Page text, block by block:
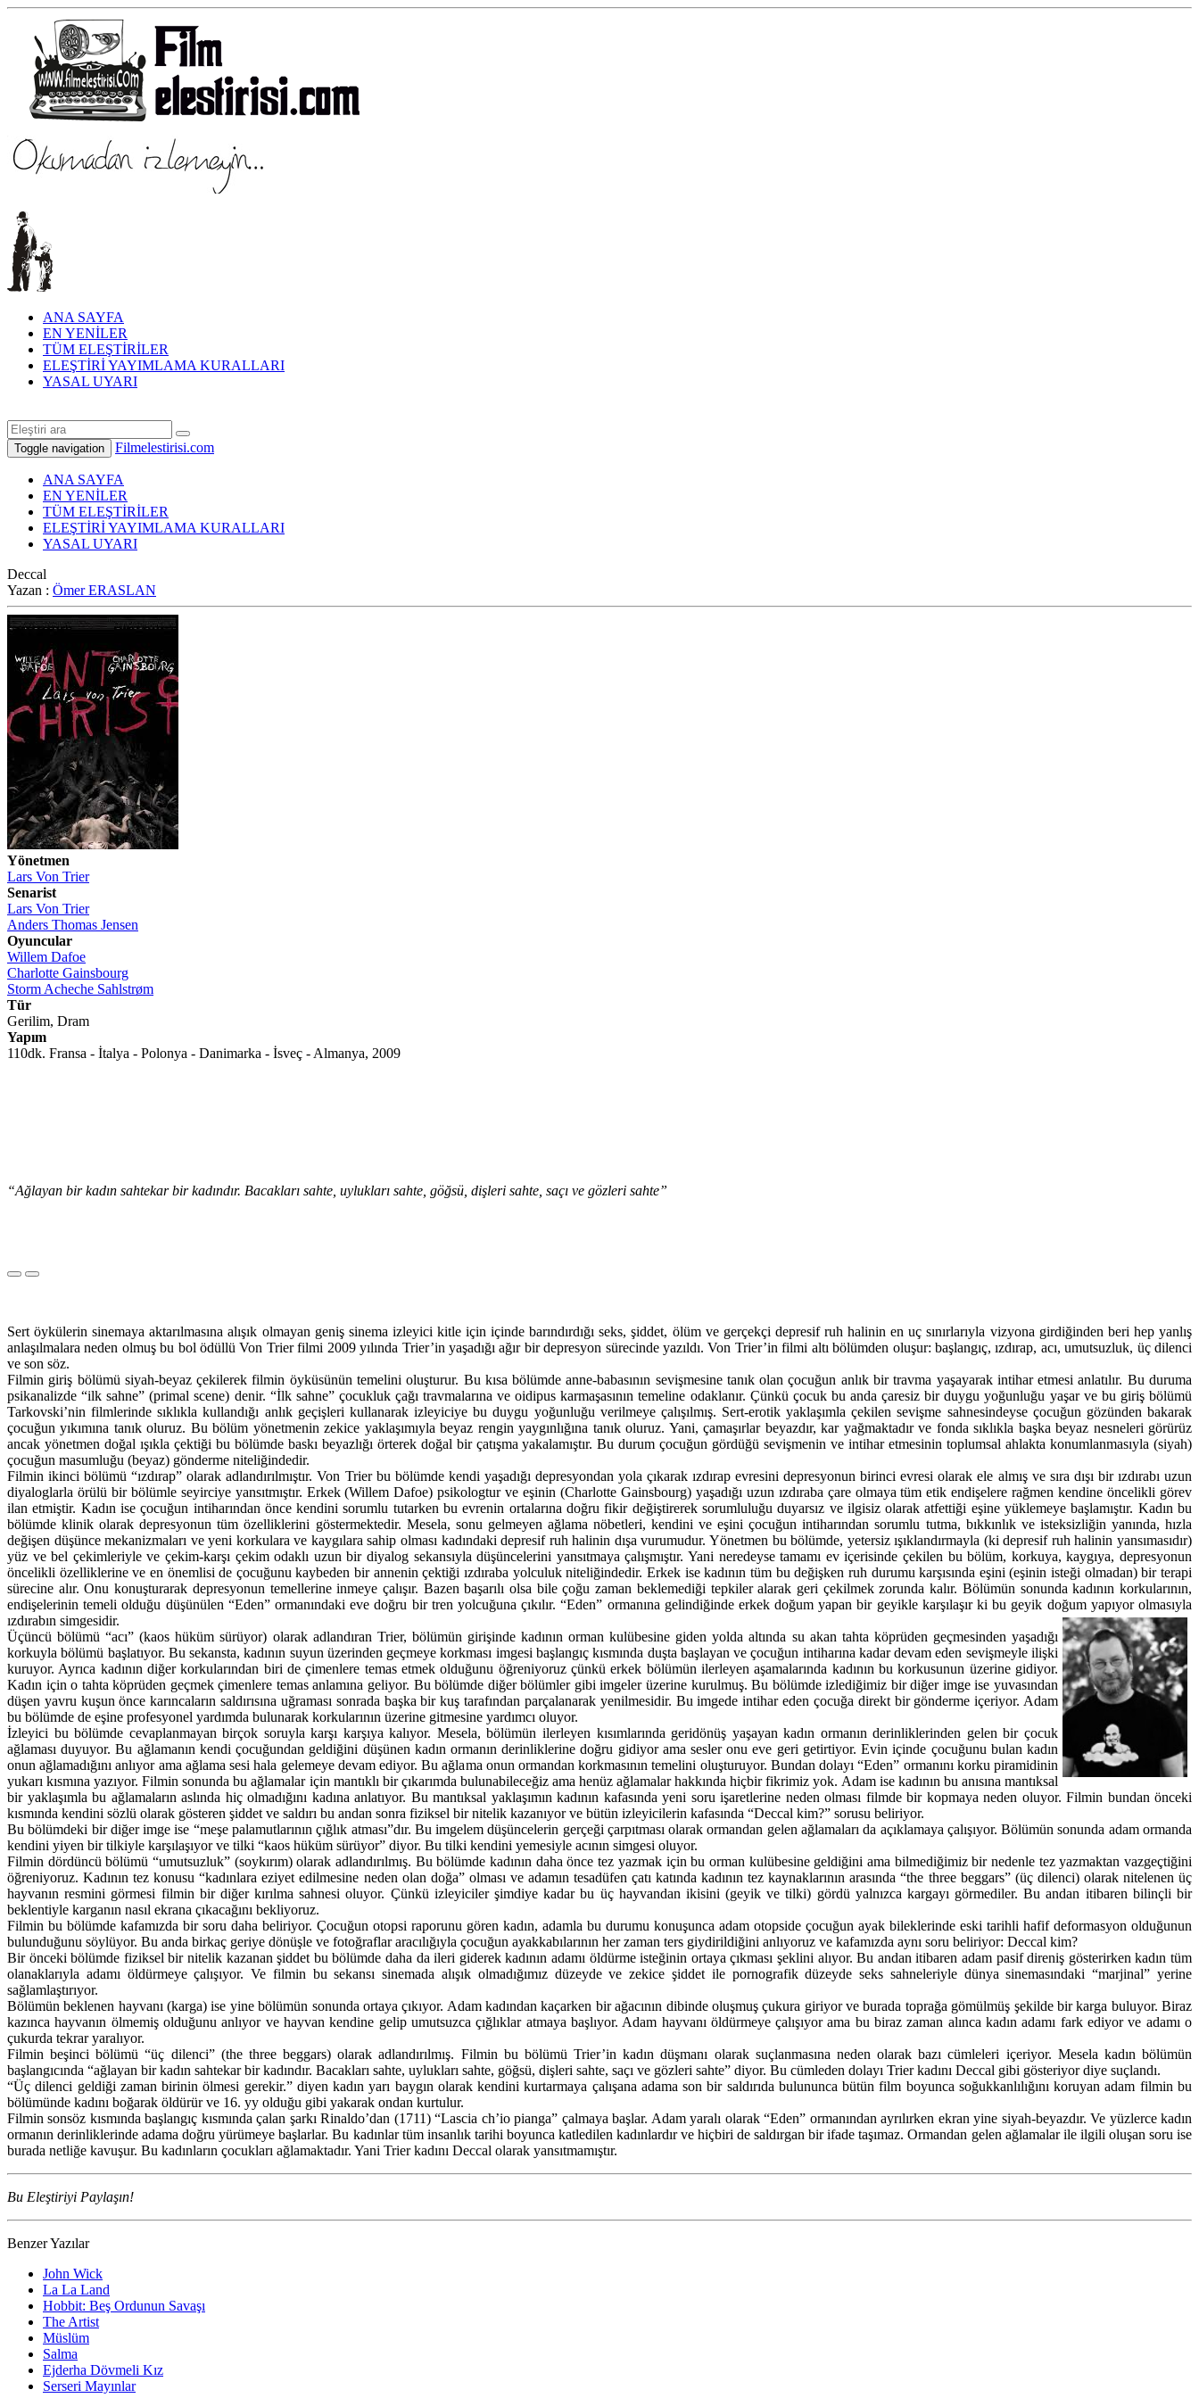
ANA SAYFA
EN YENİLER
TÜM ELEŞTİRİLER
ELEŞTİRİ YAYIMLAMA KURALLARI
YASAL UYARI
Toggle navigation Filmelestirisi.com
ANA SAYFA
EN YENİLER
TÜM ELEŞTİRİLER
ELEŞTİRİ YAYIMLAMA KURALLARI
YASAL UYARI
Deccal
Yazan : Ömer ERASLAN
Yönetmen
Lars Von Trier
Senarist
Lars Von Trier
Anders Thomas Jensen
Oyuncular
Willem Dafoe
Charlotte Gainsbourg
Storm Acheche Sahlstrøm
Tür
Gerilim, Dram
Yapım
110dk. Fransa - İtalya - Polonya - Danimarka - İsveç - Almanya, 2009
“Ağlayan bir kadın sahtekar bir kadındır. Bacakları sahte, uylukları sahte, göğsü, dişleri sahte, saçı ve gözleri sahte”
Sert öykülerin sinemaya aktarılmasına alışık olmayan geniş sinema izleyici kitle için içinde barındırdığı seks, şiddet, ölüm ve gerçekçi depresif ruh halinin en uç sınırlarıyla vizyona girdiğinden beri hep yanlış
anlaşılmalara neden olmuş bu bol ödüllü Von Trier filmi 2009 yılında Trier’in yaşadığı ağır bir depresyon sürecinde yazıldı. Von Trier’in filmi altı bölümden oluşur: başlangıç, ızdırap, acı, umutsuzluk, üç dilenci
ve son söz.
Filmin giriş bölümü siyah-beyaz çekilerek filmin öyküsünün temelini oluşturur. Bu kısa bölümde anne-babasının sevişmesine tanık olan çocuğun anlık bir travma yaşayarak intihar etmesi anlatılır. Bu duruma
psikanalizde “ilk sahne” (primal scene) denir. “İlk sahne” çocukluk çağı travmalarına ve oidipus karmaşasının temeline odaklanır. Çünkü çocuk bu anda çaresiz bir duygu yoğunluğu yaşar ve bu giriş bölümü
Tarkovski’nin filmlerinde sıklıkla kullandığı anlık geçişleri kullanarak izleyiciye bu duygu yoğunluğu verilmeye çalışılmış. Sert-erotik yaklaşımla çekilen sevişme sahnesindeyse çocuğun gözünden bakarak
çocuğun yıkımına tanık oluruz. Bu bölüm yönetmenin zekice yaklaşımıyla beyaz rengin yaygınlığına tanık oluruz. Yani, çamaşırlar beyazdır, kar yağmaktadır ve fonda sıklıkla başka beyaz nesneleri görürüz
ancak yönetmen doğal ışıkla çektiği bu bölümde baskı beyazlığı örterek doğal bir çatışma yakalamıştır. Bu durum çocuğun gördüğü sevişmenin ve intihar etmesinin toplumsal ahlakta konumlanmasıyla (siyah)
çocuğun masumluğu (beyaz) gönderme niteliğindedir.
Filmin ikinci bölümü “ızdırap” olarak adlandırılmıştır. Von Trier bu bölümde kendi yaşadığı depresyondan yola çıkarak ızdırap evresini depresyonun birinci evresi olarak ele almış ve sıra dışı bir ızdırabı uzun
diyaloglarla örülü bir bölümle seyirciye yansıtmıştır. Erkek (Willem Dafoe) psikologtur ve eşinin (Charlotte Gainsbourg) yaşadığı uzun ızdıraba çare olmaya tüm etik endişelere rağmen kendine öncelikli görev
ilan etmiştir. Kadın ise çocuğun intiharından önce kendini sorumlu tutarken bu evrenin ortalarına doğru fikir değiştirerek sorumluluğu duyarsız ve ilgisiz olarak atfettiği eşine yüklemeye başlamıştır. Kadın bu
bölümde klinik olarak depresyonun tüm özelliklerini göstermektedir. Mesela, sonu gelmeyen ağlama nöbetleri, kendini ve eşini çocuğun intiharından sorumlu tutma, bıkkınlık ve isteksizliğin yanında, hızla
değişen düşünce mekanizmaları ve yeni korkulara ve kaygılara sahip olması kadındaki depresif ruh halinin dışa vurumudur. Yönetmen bu bölümde, yetersiz ışıklandırmayla (ki depresif ruh halinin yansımasıdır)
yüz ve bel çekimleriyle ve çekim-karşı çekim odaklı uzun bir diyalog sekansıyla düşüncelerini yansıtmaya çalışmıştır. Yani neredeyse tamamı ev içerisinde çekilen bu bölüm, korkuya, kaygıya, depresyonun
öncelikli özelliklerine ve en önemlisi de çocuğunu kaybeden bir annenin çektiği ızdıraba yolculuk niteliğindedir. Erkek ise kadının tüm bu değişken ruh durumu karşısında eşini (eşinin isteği olmadan) bir terapi
sürecine alır. Onu konuşturarak depresyonun temellerine inmeye çalışır. Bazen başarılı olsa bile çoğu zaman beklemediği tepkiler alarak geri çekilmek zorunda kalır. Bölümün sonunda kadının korkularının,
endişelerinin temeli olduğu düşünülen “Eden” ormanındaki eve doğru bir tren yolcuğuna çıkılır. “Eden” ormanına gelindiğinde erkek doğum yapan bir geyikle karşılaşır ki bu geyik doğum yapıyor olmasıyla
ızdırabın simgesidir.
Üçüncü bölümü “acı” (kaos hüküm sürüyor) olarak adlandıran Trier, bölümün girişinde kadının orman kulübesine giden yolda altında su akan tahta köprüden geçmesinden yaşadığı
korkuyla bölümü başlatıyor. Bu sekansta, kadının suyun üzerinden geçmeye korkması imgesi başlangıç kısmında duşta başlayan ve çocuğun intiharına kadar devam eden sevişmeyle ilişki
kuruyor. Ayrıca kadının diğer korkularından biri de çimenlere temas etmek olduğunu öğreniyoruz çünkü erkek bölümün ilerleyen aşamalarında kadının bu korkusunun üzerine gidiyor.
Kadın için o tahta köprüden geçmek çimenlere temas anlamına geliyor. Bu bölümde diğer bölümler gibi imgeler üzerine kurulmuş. Bu bölümde izlediğimiz bir diğer imge ise yuvasından
düşen yavru kuşun önce karıncaların saldırısına uğraması sonrada başka bir kuş tarafından parçalanarak yenilmesidir. Bu imgede intihar eden çocuğa direkt bir gönderme içeriyor. Adam
bu bölümde de eşine profesyonel yardımda bulunarak korkularının üzerine gitmesine yardımcı oluyor.
İzleyici bu bölümde cevaplanmayan birçok soruyla karşı karşıya kalıyor. Mesela, bölümün ilerleyen kısımlarında geridönüş yaşayan kadın ormanın derinliklerinden gelen bir çocuk
ağlaması duyuyor. Bu ağlamanın kendi çocuğundan geldiğini düşünen kadın ormanın derinliklerine doğru gidiyor ama sesler onu eve geri getirtiyor. Evin içinde çocuğunu bulan kadın
onun ağlamadığını anlıyor ama ağlama sesi hala gelemeye devam ediyor. Bu ağlama onun ormandan korkmasının temelini oluşturuyor. Bundan dolayı “Eden” ormanını korku piramidinin
yukarı kısmına yazıyor. Filmin sonunda bu ağlamalar için mantıklı bir çıkarımda bulunabileceğiz ama henüz ağlamalar hakkında hiçbir fikrimiz yok. Adam ise kadının bu anısına mantıksal
bir yaklaşımla bu ağlamaların aslında hiç olmadığını kadına anlatıyor. Bu mantıksal yaklaşımın kadının kafasında yeni soru işaretlerine neden olması filmde bir kopmaya neden oluyor. Filmin bundan önceki
kısmında kendini sözlü olarak gösteren şiddet ve saldırı bu andan sonra fiziksel bir nitelik kazanıyor ve bütün izleyicilerin kafasında “Deccal kim?” sorusu beliriyor.
Bu bölümdeki bir diğer imge ise “meşe palamutlarının çığlık atması”dır. Bu imgelem düşüncelerin gerçeği çarpıtması olarak ormandan gelen ağlamaları da açıklamaya çalışıyor. Bölümün sonunda adam ormanda
kendini yiyen bir tilkiyle karşılaşıyor ve tilki “kaos hüküm sürüyor” diyor. Bu tilki kendini yemesiyle acının simgesi oluyor.
Filmin dördüncü bölümü “umutsuzluk” (soykırım) olarak adlandırılmış. Bu bölümde kadının daha önce tez yazmak için bu orman kulübesine geldiğini ama bilmediğimiz bir nedenle tez yazmaktan vazgeçtiğini
öğreniyoruz. Kadının tez konusu “kadınlara eziyet edilmesine neden olan doğa” olması ve adamın tesadüfen çatı katında kadının tez kaynaklarının arasında “the three beggars” (üç dilenci) olarak nitelenen üç
hayvanın resmini görmesi filmin bir diğer kırılma sahnesi oluyor. Çünkü izleyiciler şimdiye kadar bu üç hayvandan ikisini (geyik ve tilki) gördü yalnızca kargayı görmediler. Bu andan itibaren bilinçli bir
beklentiyle karganın nasıl ekrana çıkacağını bekliyoruz.
Filmin bu bölümde kafamızda bir soru daha beliriyor. Çocuğun otopsi raporunu gören kadın, adamla bu durumu konuşunca adam otopside çocuğun ayak bileklerinde eski tarihli hafif deformasyon olduğunun
bulunduğunu söylüyor. Bu anda birkaç geriye dönüşle ve fotoğraflar aracılığıyla çocuğun ayakkabılarının her zaman ters giydirildiğini anlıyoruz ve kafamızda aynı soru beliriyor: Deccal kim?
Bir önceki bölümde fiziksel bir nitelik kazanan şiddet bu bölümde daha da ileri giderek kadının adamı öldürme isteğinin ortaya çıkması şeklini alıyor. Bu andan itibaren adam pasif direniş gösterirken kadın tüm
olanaklarıyla adamı öldürmeye çalışıyor. Ve filmin bu sekansı sinemada alışık olmadığımız düzeyde ve zekice şiddet ile pornografik düzeyde seks sahneleriyle dünya sinemasındaki “marjinal” yerine
sağlamlaştırıyor.
Bölümün beklenen hayvanı (karga) ise yine bölümün sonunda ortaya çıkıyor. Adam kadından kaçarken bir ağacının dibinde oluşmuş çukura giriyor ve burada toprağa gömülmüş şekilde bir karga buluyor. Biraz
kazınca hayvanın ölmemiş olduğunu anlıyor ve hayvan kendine gelip umutsuzca çığlıklar atmaya başlıyor. Adam hayvanı öldürmeye çalışıyor ama bu biraz zaman alınca kadın adamı fark ediyor ve adamı o
çukurda tekrar yaralıyor.
Filmin beşinci bölümü “üç dilenci” (the three beggars) olarak adlandırılmış. Filmin bu bölümü Trier’in kadın düşmanı olarak suçlanmasına neden olarak bazı cümleleri içeriyor. Mesela kadın bölümün
başlangıcında “ağlayan bir kadın sahtekar bir kadındır. Bacakları sahte, uylukları sahte, göğsü, dişleri sahte, saçı ve gözleri sahte” diyor. Bu cümleden dolayı Trier kadını Deccal gibi gösteriyor diye suçlandı.
“Üç dilenci geldiği zaman birinin ölmesi gerekir.” diyen kadın yarı baygın olarak kendini kurtarmaya çalışana adama son bir saldırıda bulununca bütün film boyunca soğukkanlılığını koruyan adam filmin bu
bölümünde kadını boğarak öldürür ve 16. yy olduğu gibi yakarak ondan kurtulur.
Filmin sonsöz kısmında başlangıç kısmında çalan şarkı Rinaldo’dan (1711) “Lascia ch’io pianga” çalmaya başlar. Adam yaralı olarak “Eden” ormanından ayrılırken ekran yine siyah-beyazdır. Ve yüzlerce kadın
ormanın derinliklerinde adama doğru yürümeye başlarlar. Bu kadınlar tüm insanlık tarihi boyunca katledilen kadınlardır ve hiçbiri de saldırgan bir ifade taşımaz. Ormandan gelen ağlamalar ile ilgili oluşan soru ise
burada netliğe kavuşur. Bu kadınların çocukları ağlamaktadır. Yani Trier kadını Deccal olarak yansıtmamıştır.
Bu Eleştiriyi Paylaşın!
Benzer Yazılar
John Wick
La La Land
Hobbit: Beş Ordunun Savaşı
The Artist
Müslüm
Salma
Ejderha Dövmeli Kız
Serseri Mayınlar